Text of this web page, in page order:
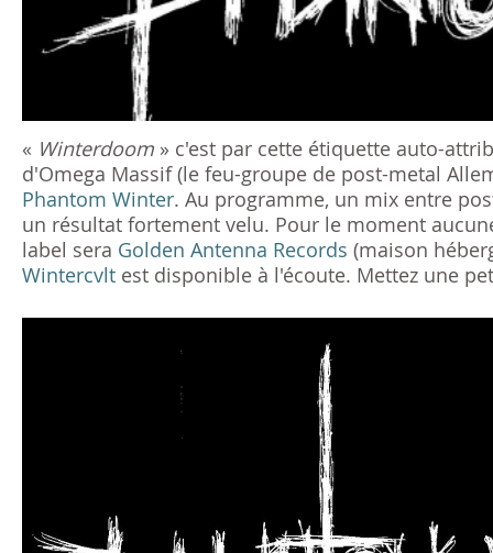
i
« Winterdoom » c'est par cette étiquette auto-
d'Omega Massif (le feu-groupe de post-metal
Phantom Winter. Au programme, un mix entre
un résultat fortement velu. Pour le moment
label sera Golden Antenna Records (maison
Wintercvlt est disponible à l'écoute. Mettez une